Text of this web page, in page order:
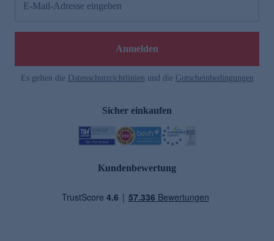
E-Mail-Adresse eingeben
Anmelden
Es gelten die Datenschutzrichtlinien und die Gutscheinbedingungen
Sicher einkaufen
Kundenbewertung